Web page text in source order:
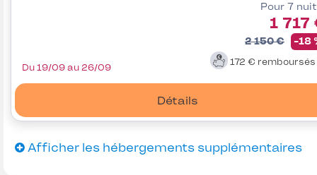
Pour 7
1 717
2 150 € -18
172 € remboursés
Détails
Du 19/09 au 26/09
Afficher les hébergements supplémentaires